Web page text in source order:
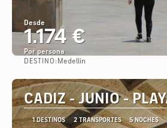
Desde
1.174 €
Por persona
DESTINO: Medellín
CADIZ - JUNIO -
1 DESTINOS 2 TRANSPORTES 5 NOCHES